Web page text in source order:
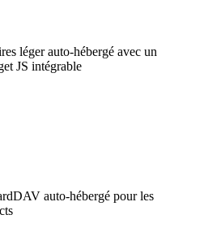
léger auto-hébergé avec un
JS intégrable
auto-hébergé pour les